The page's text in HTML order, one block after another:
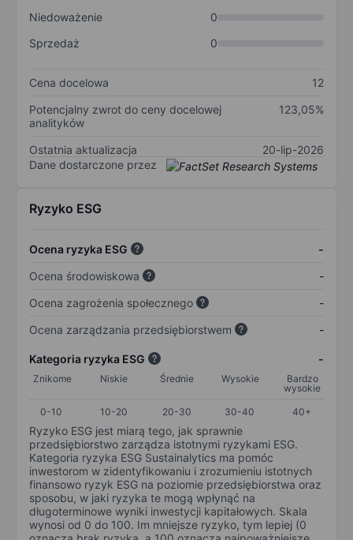
Niedoważenie
0
Sprzedaż
0
Cena docelowa
12
Potencjalny zwrot do ceny docelowej
analityków
123,05%
Ostatnia aktualizacja
20-lip-2026
Dane dostarczone przez
Ryzyko ESG
Ocena ryzyka ESG
-
Ocena środowiskowa
-
Ocena zagrożenia społecznego
-
Ocena zarządzania przedsiębiorstwem
-
Kategoria ryzyka ESG -
Znikome Niskie Średnie Wysokie
Bardzo
wysokie
0-10
10-20 20-30 30-40 40+
Ryzyko ESG jest miarą tego, jak sprawnie
przedsiębiorstwo zarządza istotnymi ryzykami ESG.
Kategoria ryzyka ESG Sustainalytics ma pomóc
inwestorom w zidentyfikowaniu i zrozumieniu istotnych
finansowo ryzyk ESG na poziomie przedsiębiorstwa oraz
sposobu, w jaki ryzyka te mogą wpłynąć na
długoterminowe wyniki inwestycji kapitałowych. Skala
wynosi od 0 do 100. Im mniejsze ryzyko, tym lepiej (0